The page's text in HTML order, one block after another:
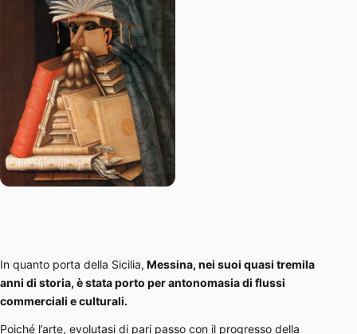
In quanto porta della Sicilia, Messina, nei suoi quasi tremila
anni di storia, è stata porto per antonomasia di flussi
commerciali e culturali.
Poiché l’arte, evolutasi di pari passo con il progresso della